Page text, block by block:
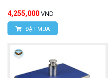
4,255,000 VND
ĐẶT MUA